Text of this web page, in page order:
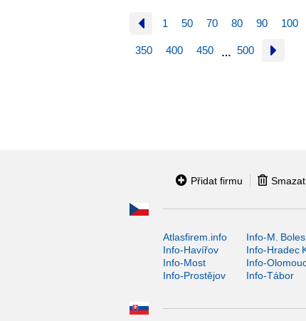
1 50 70 80 90 100
350 400 450 … 500
Přidat firmu Smazat
Atlasfirem.info Info-M.
Info-Havířov
Info-Hradec
Info-Most
Info-
Info-Prostějov
Info-Tábor